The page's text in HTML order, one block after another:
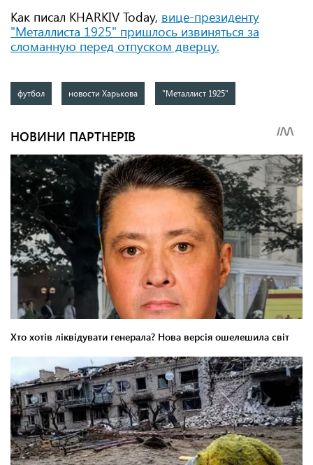
Как писал KHARKIV Today, вице-президенту
"Металлиста 1925" пришлось извиняться за
сломанную перед отпуском дверцу.
футбол новости Харькова "Металлист 1925"